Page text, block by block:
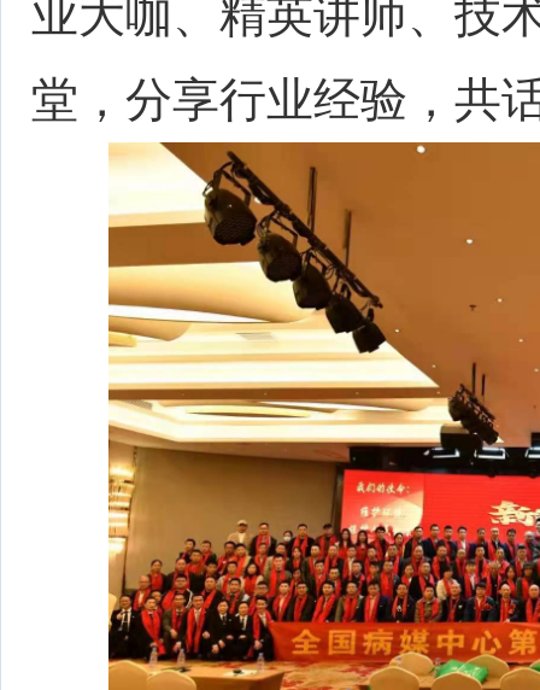
业大咖、精英讲师、技
堂，分享行业经验，共